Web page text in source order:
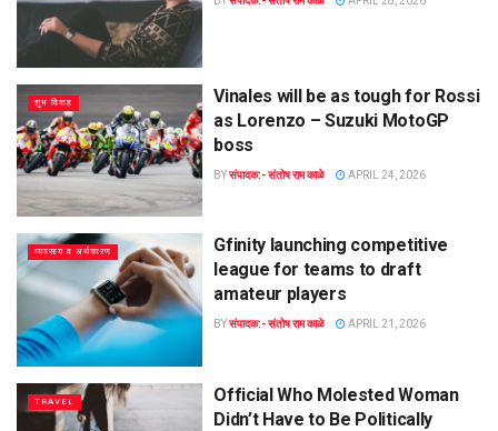
शुभ विवाह
Vinales will be as tough for Rossi
as Lorenzo – Suzuki MotoGP
boss
BYसंपादक:- संतोष राम काळे APRIL 24, 2026
व्यवसाय व अर्थकारण
Gfinity launching competitive
league for teams to draft
amateur players
BYसंपादक:- संतोष राम काळे APRIL 21, 2026
TRAVEL
Official Who Molested Woman
Didn’t Have to Be Politically